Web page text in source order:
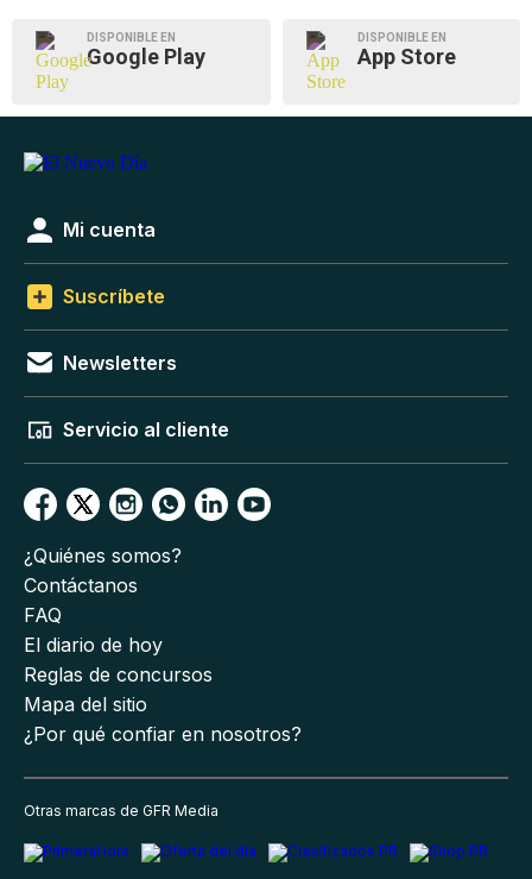
DISPONIBLE EN
Google Play
DISPONIBLE EN
App Store
Mi cuenta
Suscríbete
Newsletters
Servicio al cliente
¿Quiénes somos?
Contáctanos
FAQ
El diario de hoy
Reglas de concursos
Mapa del sitio
¿Por qué confiar en nosotros?
Otras marcas de GFR Media